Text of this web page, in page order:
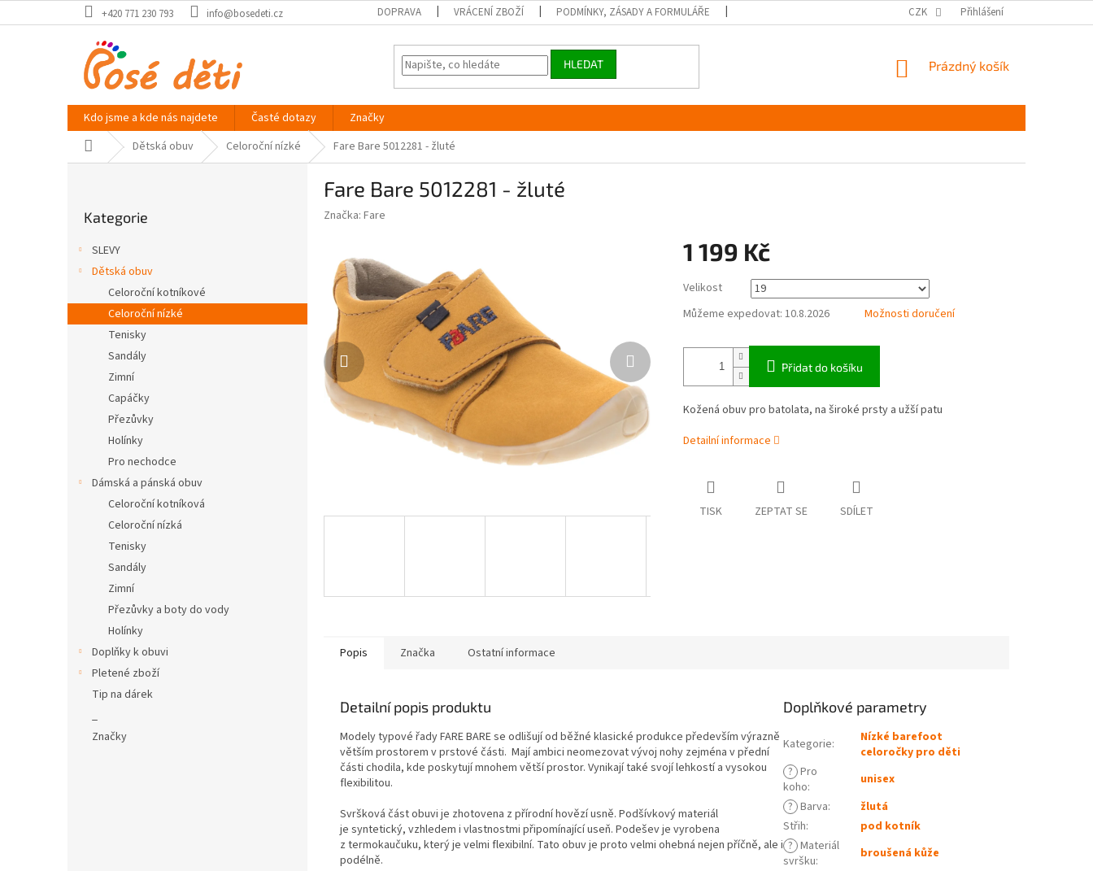
na
+420 771 230 793 info@bosedeti.cz DOPRAVA VRÁCENÍ ZBOŽÍ PODMÍNKY, ZÁSADY A FORMULÁŘE JAK PEČOVAT O OBUV
CZK Přihlášení
HLEDAT
NÁKUPNÍ
Prázdný košík
Kdo jsme a kde nás najdete Časté dotazy
Značky
Domů Dětská obuv Celoroční nízké Fare Bare 5012281 - žluté
kategorie
Kategorie
SLEVY
Dětská obuv
Celoroční kotníkové
Celoroční nízké
Tenisky
Sandály
Zimní
Capáčky
Přezůvky
Holínky
Pro nechodce
Dámská a pánská obuv
Celoroční kotníková
Celoroční nízká
Tenisky
Sandály
Zimní
Přezůvky a boty do vody
Holínky
Doplňky k obuvi
Pletené zboží
Tip na dárek
_
Značky
Fare Bare 5012281 - žluté
Značka: Fare
1 199 Kč
cena:
Velikost
Můžeme expedovat: 10.8.2026 Možnosti doručení
Přidat do košíku
Kožená obuv pro batolata, na široké prsty a užší patu
Detailní informace
TISK ZEPTAT SE SDÍLET
Popis Značka Ostatní informace
Detailní popis produktu
Modely typové řady FARE BARE se odlišují od běžné klasické produkce především výrazně
větším prostorem v prstové části. Mají ambici neomezovat vývoj nohy zejména v přední
části chodila, kde poskytují mnohem větší prostor. Vynikají také svojí lehkostí a vysokou
flexibilitou.
Svršková část obuvi je zhotovena z přírodní hovězí usně. Podšívkový materiál
je syntetický, vzhledem i vlastnostmi připomínající useň. Podešev je vyrobena
z termokaučuku, který je velmi flexibilní. Tato obuv je proto velmi ohebná nejen příčně, ale i
podélně.
Doplňkové parametry
Kategorie:
Nízké barefoot
celoročky pro děti
? Pro
koho:
unisex
? Barva:
žlutá
Střih:
pod kotník
? Materiál
svršku:
broušená kůže